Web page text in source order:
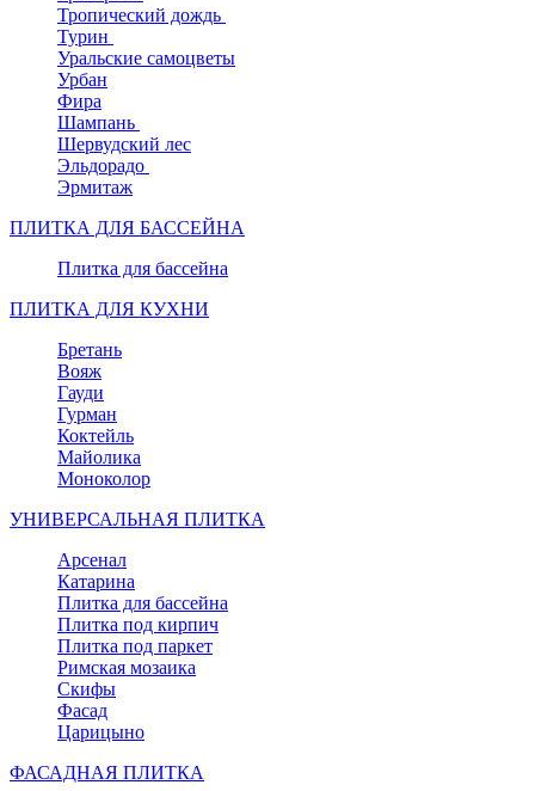
Тропический дождь
Турин
Уральские самоцветы
Урбан
Фира
Шампань
Шервудский лес
Эльдорадо
Эрмитаж
ПЛИТКА ДЛЯ БАССЕЙНА
Плитка для бассейна
ПЛИТКА ДЛЯ КУХНИ
Бретань
Вояж
Гауди
Гурман
Коктейль
Майолика
Моноколор
УНИВЕРСАЛЬНАЯ ПЛИТКА
Арсенал
Катарина
Плитка для бассейна
Плитка под кирпич
Плитка под паркет
Римская мозаика
Скифы
Фасад
Царицыно
ФАСАДНАЯ ПЛИТКА